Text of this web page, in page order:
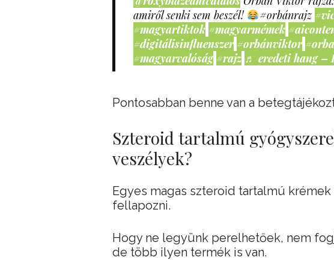
amiről senki sem beszél!
#orbánrajz
#magyartiktok #magyarmémek
#digitálisinfluenszer #orbánviktor
#magyarvalóság #rajz ♬ eredeti hang –
Pontosabban benne van a
Szteroid tartalmú
veszélyek?
Egyes magas szteroid tartalmú
fellapozni.
Hogy ne legyünk perelhetőek, nem
de több ilyen termék is van.